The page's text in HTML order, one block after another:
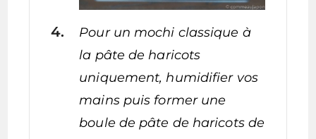
Pour un mochi classique à
la pâte de haricots
uniquement, humidifier vos
mains puis former une
boule de pâte de haricots de